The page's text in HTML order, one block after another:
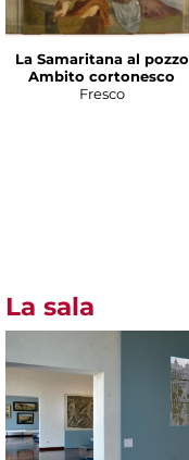
La Samaritana al pozzo
Ambito cortonesco
Fresco
La sala